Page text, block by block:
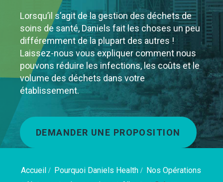
Lorsqu’il s’agit de la gestion des déchets de
soins de santé, Daniels fait les choses un peu
différemment de la plupart des autres !
Laissez-nous vous expliquer comment nous
pouvons réduire les infections, les coûts et le
volume des déchets dans votre
établissement.
DEMANDER UNE PROPOSITION
Accueil Pourquoi Daniels Health
Nos Opérations